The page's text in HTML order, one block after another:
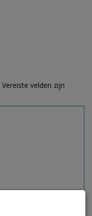
Vereiste velden zijn